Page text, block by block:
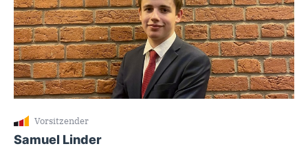
Vorsitzender
Samuel Linder